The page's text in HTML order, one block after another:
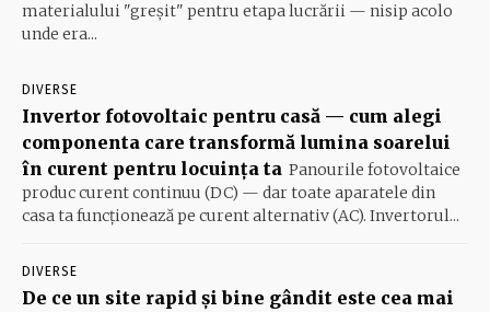
materialului "greșit" pentru etapa lucrării — nisip acolo
unde era...
DIVERSE
Invertor fotovoltaic pentru casă — cum alegi
componenta care transformă lumina soarelui
în curent pentru locuința ta Panourile fotovoltaice
produc curent continuu (DC) — dar toate aparatele din
casa ta funcționează pe curent alternativ (AC). Invertorul...
DIVERSE
De ce un site rapid și bine gândit este cea mai